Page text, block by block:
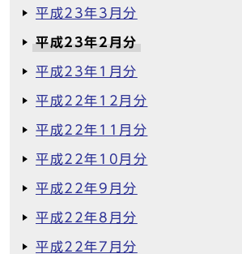
平成23年3月分
平成23年2月分
平成23年1月分
平成22年12月分
平成22年11月分
平成22年10月分
平成22年9月分
平成22年8月分
平成22年7月分